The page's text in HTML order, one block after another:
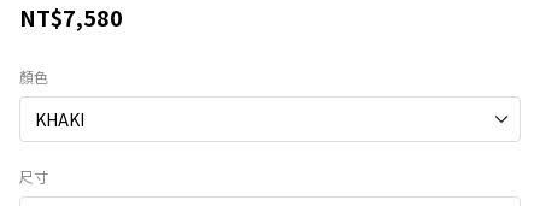
NT$7,580
顏色
尺寸